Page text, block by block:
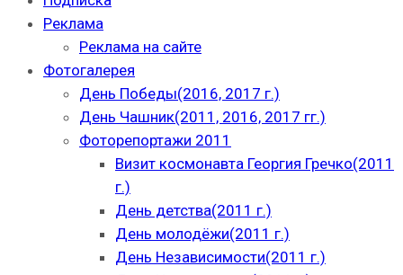
Реклама
Реклама на сайте
Фотогалерея
День Победы(2016, 2017 г.)
День Чашник(2011, 2016, 2017 гг.)
Фоторепортажи 2011
Визит космонавта Георгия Гречко(2011
г.)
День детства(2011 г.)
День молодёжи(2011 г.)
День Независимости(2011 г.)